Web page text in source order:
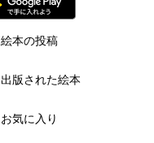
絵本の投稿
出版された絵本
お気に入り